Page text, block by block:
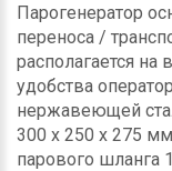
Парогенератор
переноса /
располагается на
удобства
нержавеющей
300 х 250 х 275
парового шланга